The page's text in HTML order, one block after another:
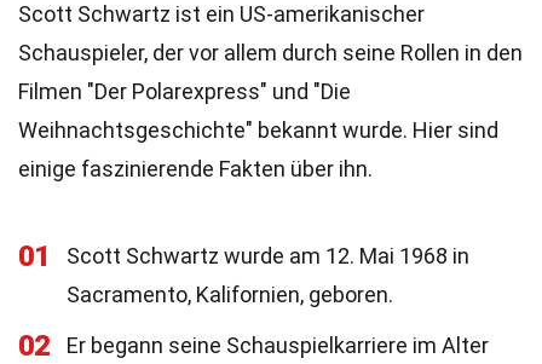
Scott Schwartz ist ein US-amerikanischer
Schauspieler, der vor allem durch seine Rollen in den
Filmen "Der Polarexpress" und "Die
Weihnachtsgeschichte" bekannt wurde. Hier sind
einige faszinierende Fakten über ihn.
01
Scott Schwartz wurde am 12. Mai 1968 in
Sacramento, Kalifornien, geboren.
02
Er begann seine Schauspielkarriere im Alter